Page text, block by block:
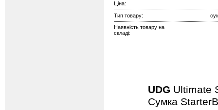
Ціна:
Тип товару:
Наявність товару на
складі:
UDG Ultimate
Сумка